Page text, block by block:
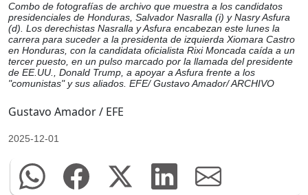
Combo de fotografías de archivo que muestra a los candidatos
presidenciales de Honduras, Salvador Nasralla (i) y Nasry Asfura
(d). Los derechistas Nasralla y Asfura encabezan este lunes la
carrera para suceder a la presidenta de izquierda Xiomara Castro
en Honduras, con la candidata oficialista Rixi Moncada caída a un
tercer puesto, en un pulso marcado por la llamada del presidente
de EE.UU., Donald Trump, a apoyar a Asfura frente a los
"comunistas" y sus aliados. EFE/ Gustavo Amador/ ARCHIVO
Gustavo Amador / EFE
2025-12-01